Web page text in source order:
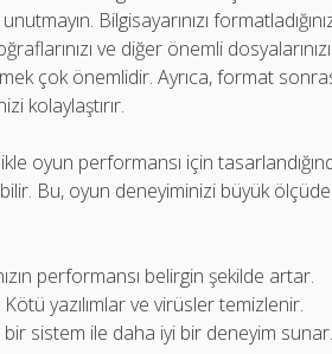
Bilgisayarınızı
ve diğer önemli
çok önemlidir. Ayrıca, format
kolaylaştırır.
oyun performansı için
Bu, oyun deneyiminizi büyük
performansı belirgin şekilde artar.
Kötü yazılımlar ve virüsler temizlenir.
sistem ile daha iyi bir deneyim sunar.